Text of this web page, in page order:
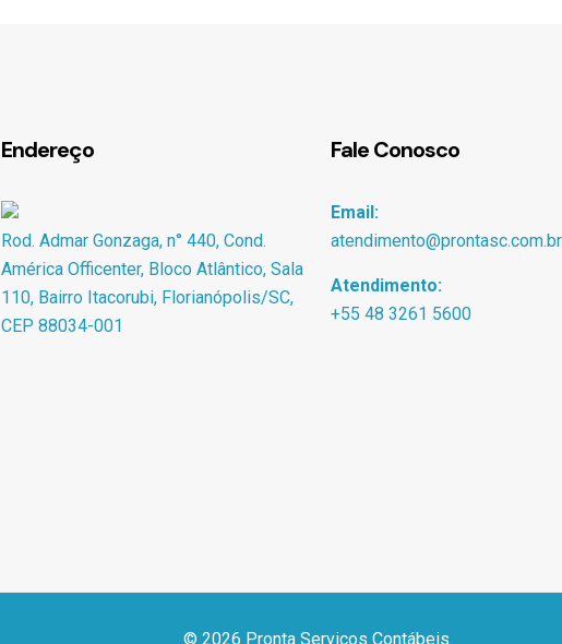
Endereço
Rod. Admar Gonzaga, n° 440, Cond.
América Officenter, Bloco Atlântico, Sala
110, Bairro Itacorubi, Florianópolis/SC,
CEP 88034-001
Fale Conosco
Email:
atendimento@prontasc.com.br
Atendimento:
+55 48 3261 5600
© 2026 Pronta Serviços Contábeis.